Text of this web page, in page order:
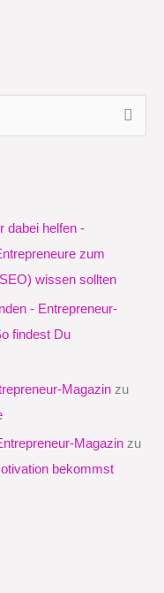
dabei helfen -
zum
wissen sollten
- Entrepreneur-
findest Du
Magazin zu
Magazin zu
bekommst